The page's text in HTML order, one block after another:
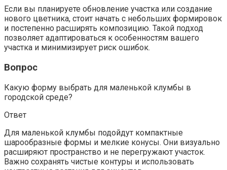
Если вы планируете обновление участка или создание
нового цветника, стоит начать с небольших формировок
и постепенно расширять композицию. Такой подход
позволяет адаптироваться к особенностям вашего
участка и минимизирует риск ошибок.
Вопрос
Какую форму выбрать для маленькой клумбы в
городской среде?
Ответ
Для маленькой клумбы подойдут компактные
шарообразные формы и мелкие конусы. Они визуально
расширяют пространство и не перегружают участок.
Важно сохранять чистые контуры и использовать